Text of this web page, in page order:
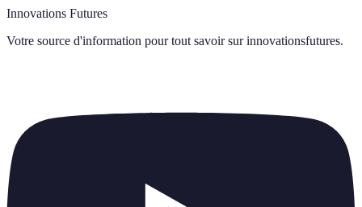
Innovations Futures
Votre source d'information pour tout savoir sur innovationsfutures.